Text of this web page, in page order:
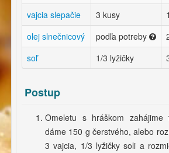
vajcia slepačie 3 kusy
olej slnečnicový
podľa potreby
soľ
1/3 lyžičky
Postup
Omeletu s hráškom
dáme 150 g čerstvého, alebo
3 vajcia, 1/3 lyžičky soli a